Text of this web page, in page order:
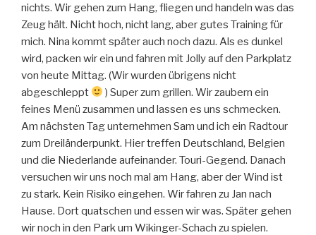
nichts. Wir gehen zum Hang, fliegen und handeln was das
Zeug hält. Nicht hoch, nicht lang, aber gutes Training für
mich. Nina kommt später auch noch dazu. Als es dunkel
wird, packen wir ein und fahren mit Jolly auf den Parkplatz
von heute Mittag. (Wir wurden übrigens nicht
abgeschleppt
) Super zum grillen. Wir zaubern ein
feines Menü zusammen und lassen es uns schmecken.
Am nächsten Tag unternehmen Sam und ich ein Radtour
zum Dreiländerpunkt. Hier treffen Deutschland, Belgien
und die Niederlande aufeinander. Touri-Gegend. Danach
versuchen wir uns noch mal am Hang, aber der Wind ist
zu stark. Kein Risiko eingehen. Wir fahren zu Jan nach
Hause. Dort quatschen und essen wir was. Später gehen
wir noch in den Park um Wikinger-Schach zu spielen.